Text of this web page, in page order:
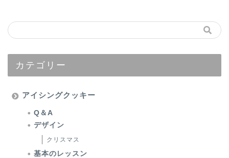
カテゴリー
アイシングクッキー
Q＆A
デザイン
クリスマス
基本のレッスン